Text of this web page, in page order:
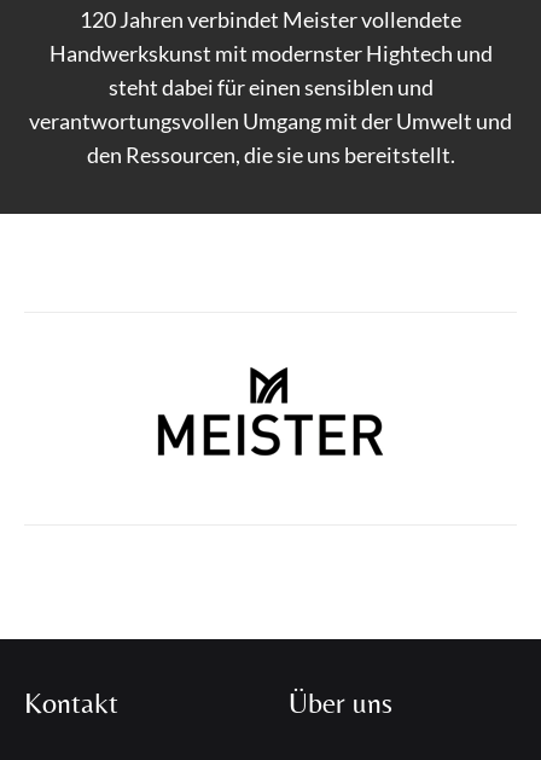
120 Jahren verbindet Meister vollendete
Handwerkskunst mit modernster Hightech und
steht dabei für einen sensiblen und
verantwortungsvollen Umgang mit der Umwelt und
den Ressourcen, die sie uns bereitstellt.
Kontakt Über uns